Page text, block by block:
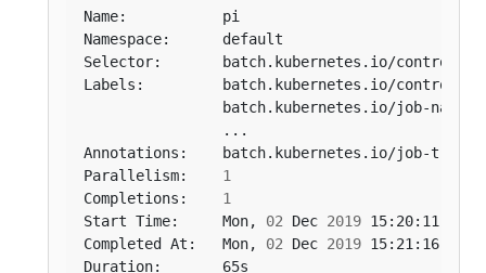
Selector:       batch.kubernetes.io/
Labels:         batch.kubernetes.io/
                batch.kubernetes.io/job-name
Annotations:    batch.kubernetes.io/job-
Parallelism: 1
Completions: 1
Start Time:     Mon, 02 Dec 2019
Completed At:   Mon, 02 Dec 2019